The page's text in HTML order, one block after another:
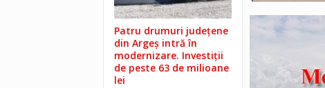
Patru drumuri județene
din Argeș intră în
modernizare. Investiții
de peste 63 de milioane
lei